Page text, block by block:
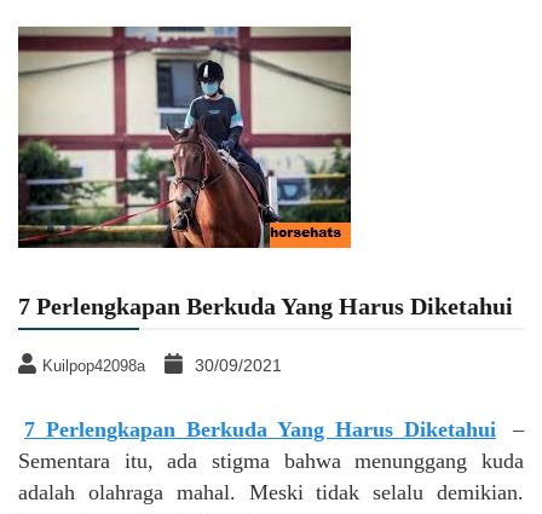
7 Perlengkapan Berkuda Yang Harus Diketahui
Kuilpop42098a 30/09/2021
7 Perlengkapan Berkuda Yang Harus Diketahui
–
Sementara itu, ada stigma bahwa menunggang kuda
adalah olahraga mahal. Meski tidak selalu demikian.